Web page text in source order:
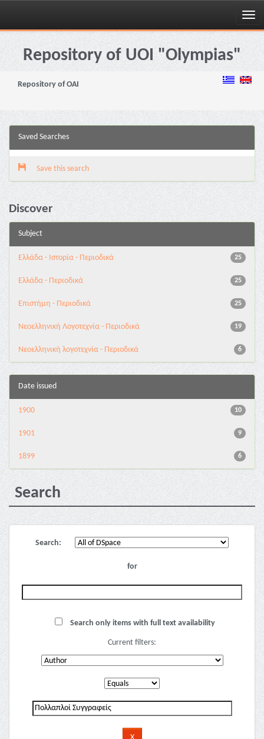
Skip
navigationRepository of UOI "Olympias"
Repository of OAI
Saved Searches
Save this search
Discover
Subject
25
Ελλάδα - Ιστορία - Περιοδικά
25
Ελλάδα - Περιοδικά
25
Επιστήμη - Περιοδικά
19
Νεοελληνική Λογοτεχνία - Περιοδικά
6
Νεοελληνική λογοτεχνία - Περιοδικά
Date issued
10
1900
9
1901
6
1899
Search
Search:
for
Search only items with full text availability
Current filters: